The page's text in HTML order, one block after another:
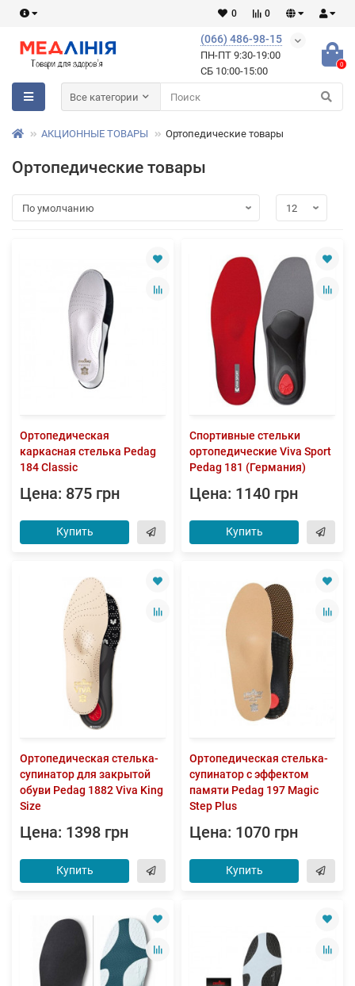
0
0
(066) 486-98-15
ПН-ПТ 9:30-19:00
СБ 10:00-15:00
0
Все категории
АКЦИОННЫЕ ТОВАРЫ Ортопедические товары
Ортопедические товары
Ортопедическая
каркасная стелька Pedag
184 Classic
Цена: 875 грн
Купить
Спортивные стельки
ортопедические Viva Sport
Pedag 181 (Германия)
Цена: 1140 грн
Купить
Ортопедическая стелька-
супинатор для закрытой
обуви Pedag 1882 Viva King
Size
Цена: 1398 грн
Купить
Ортопедическая стелька-
супинатор с эффектом
памяти Pedag 197 Magic
Step Plus
Цена: 1070 грн
Купить